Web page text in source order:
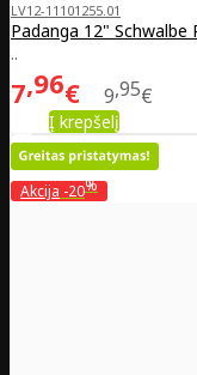
LV12-11101255.01
Padanga 12" Schwalbe
..
7 96€ 9 95€
Į krepšelį
Akcija -20%